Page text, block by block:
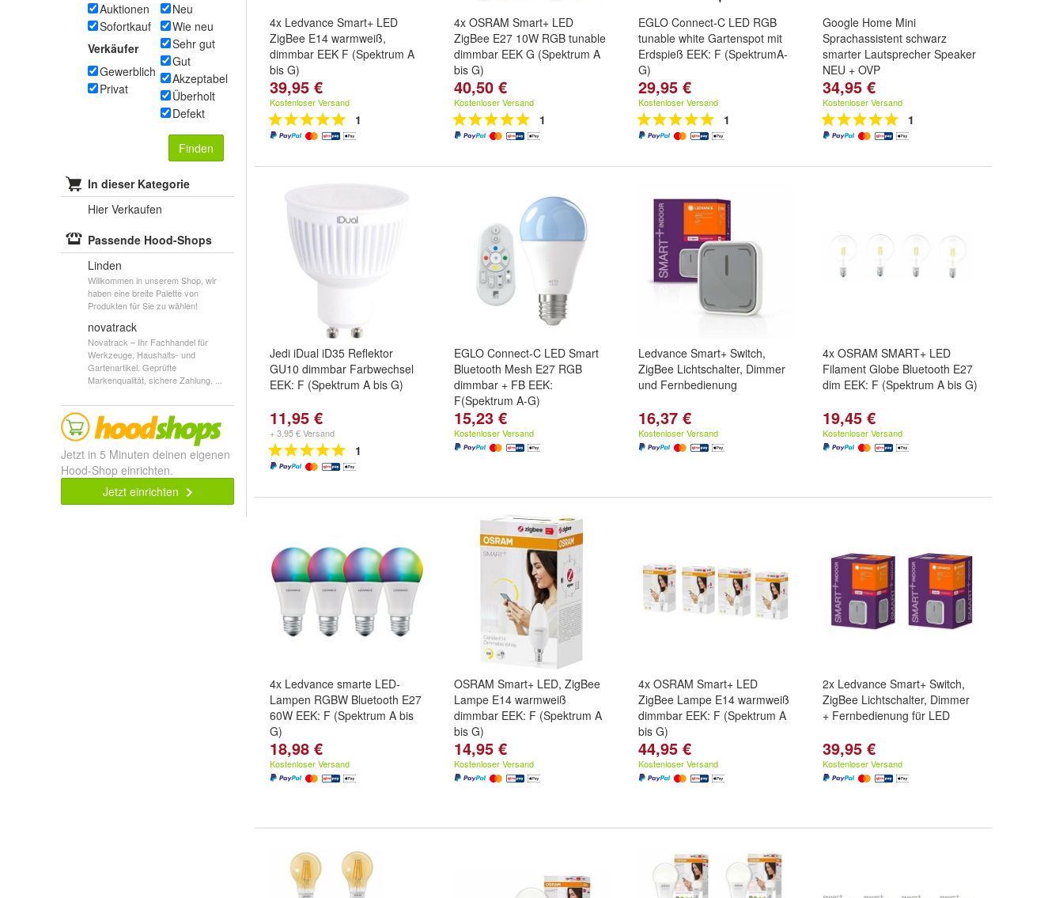
Auktionen
Sofortkauf
Verkäufer
Gewerblich
Privat
Neu
Wie neu
Sehr gut
Gut
Akzeptabel
Überholt
Defekt
Finden
In dieser Kategorie
Hier Verkaufen
Passende Hood-Shops
Linden
Willkommen in unserem Shop, wir
haben eine breite Palette von
Produkten für Sie zu wählen!
novatrack
Novatrack – Ihr Fachhandel für
Werkzeuge, Haushalts- und
Gartenartikel. Geprüfte
Markenqualität, sichere Zahlung, ...
Jetzt in 5 Minuten deinen eigenen
Hood-Shop einrichten.
Jetzt einrichten
4x Ledvance Smart+ LED
ZigBee E14 warmweiß,
dimmbar EEK F (Spektrum A
bis G)
39,95 €
Kostenloser Versand
1
4x OSRAM Smart+ LED
ZigBee E27 10W RGB tunable
dimmbar EEK G (Spektrum A
bis G)
40,50 €
Kostenloser Versand
1
EGLO Connect-C LED RGB
tunable white Gartenspot mit
Erdspieß EEK: F (SpektrumA-
G)
29,95 €
Kostenloser Versand
1
Google Home Mini
Sprachassistent schwarz
smarter Lautsprecher Speaker
NEU + OVP
34,95 €
Kostenloser Versand
1
Jedi iDual iD35 Reflektor
GU10 dimmbar Farbwechsel
EEK: F (Spektrum A bis G)
11,95 €
+ 3,95 € Versand
1
EGLO Connect-C LED Smart
Bluetooth Mesh E27 RGB
dimmbar + FB EEK:
F(Spektrum A-G)
15,23 €
Kostenloser Versand
Ledvance Smart+ Switch,
ZigBee Lichtschalter, Dimmer
und Fernbedienung
16,37 €
Kostenloser Versand
4x OSRAM SMART+ LED
Filament Globe Bluetooth E27
dim EEK: F (Spektrum A bis G)
19,45 €
Kostenloser Versand
4x Ledvance smarte LED-
Lampen RGBW Bluetooth E27
60W EEK: F (Spektrum A bis
G)
18,98 €
Kostenloser Versand
OSRAM Smart+ LED, ZigBee
Lampe E14 warmweiß
dimmbar EEK: F (Spektrum A
bis G)
14,95 €
Kostenloser Versand
4x OSRAM Smart+ LED
ZigBee Lampe E14 warmweiß
dimmbar EEK: F (Spektrum A
bis G)
44,95 €
Kostenloser Versand
2x Ledvance Smart+ Switch,
ZigBee Lichtschalter, Dimmer
+ Fernbedienung für LED
39,95 €
Kostenloser Versand